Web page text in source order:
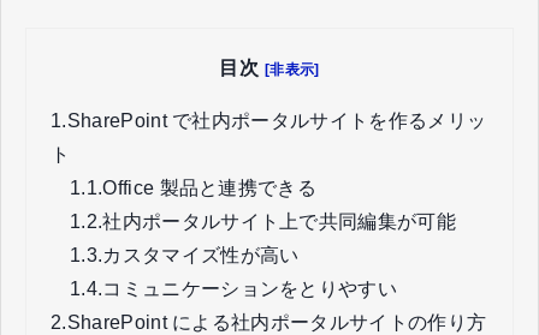
目次 [非表示]
1.SharePoint で社内ポータルサイトを作るメリッ
ト
1.1.Office 製品と連携できる
1.2.社内ポータルサイト上で共同編集が可能
1.3.カスタマイズ性が高い
1.4.コミュニケーションをとりやすい
2.SharePoint による社内ポータルサイトの作り方